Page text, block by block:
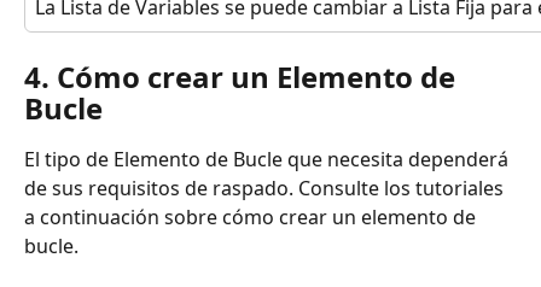
La Lista de Variables se puede cambiar a Lista Fija
4. Cómo crear un Elemento de
Bucle
El tipo de Elemento de Bucle que necesita dependerá
de sus requisitos de raspado. Consulte los tutoriales
a continuación sobre cómo crear un elemento de
bucle.